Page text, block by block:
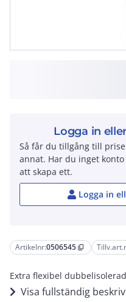
Artikelnr:0506545 content_copy
Extra flexibel
Visa fullständig
Logga in
Så får du tillgång till
annat. Har du inget
att skapa ett.
Logga in